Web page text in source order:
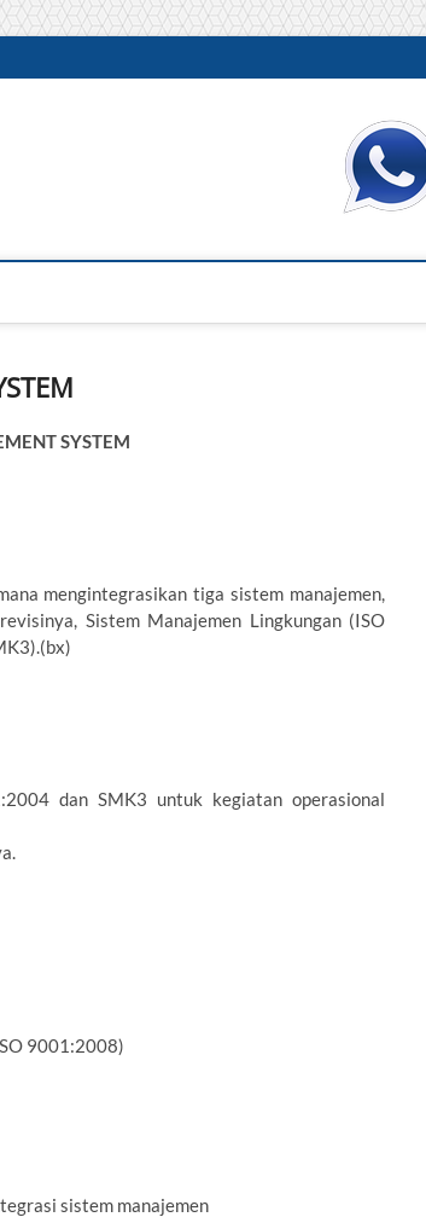
PELATIHAN DAN SERTIFIKASI TERBAIK DI INDONESIA
SYSTEM
mengintegrasikan tiga sistem manajemen,
Sistem Manajemen Lingkungan (ISO
dan SMK3 untuk kegiatan operasional
9001:2008)
sistem manajemen